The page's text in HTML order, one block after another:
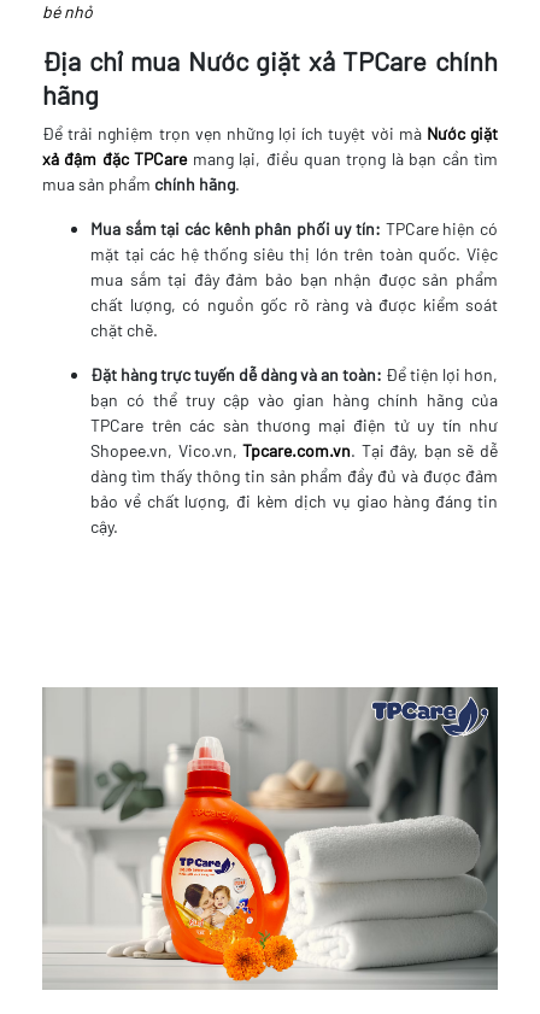
bé nhỏ
Địa chỉ mua Nước giặt xả TPCare chính
hãng
Để trải nghiệm trọn vẹn những lợi ích tuyệt vời mà Nước giặt
xả đậm đặc TPCaremang lại, điều quan trọng là bạn cần tìm
mua sản phẩm chính hãng.
Mua sắm tại các kênh phân phối uy tín: TPCare hiện có
mặt tại các hệ thống siêu thị lớn trên toàn quốc. Việc
mua sắm tại đây đảm bảo bạn nhận được sản phẩm
chất lượng, có nguồn gốc rõ ràng và được kiểm soát
chặt chẽ.
Đặt hàng trực tuyến dễ dàng và an toàn: Để tiện lợi hơn,
bạn có thể truy cập vào gian hàng chính hãng của
TPCare trên các sàn thương mại điện tử uy tín như
Shopee.vn, Vico.vn,Tpcare.com.vn. Tại đây, bạn sẽ dễ
dàng tìm thấy thông tin sản phẩm đầy đủ và được đảm
bảo về chất lượng, đi kèm dịch vụ giao hàng đáng tin
cậy.